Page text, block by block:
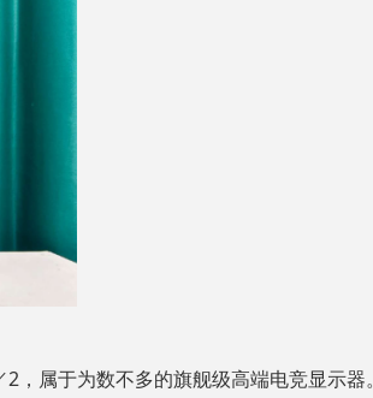
属于为数不多的旗舰级高端电竞显示器。